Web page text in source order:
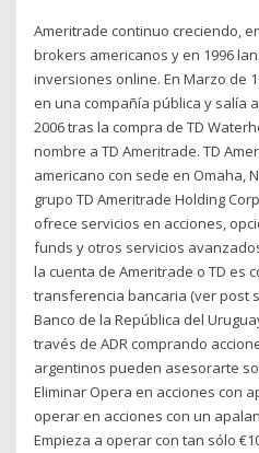
Ameritrade continuo creciendo,
brokers americanos y en 1996
inversiones online. En Marzo de
en una compañía pública y salía
2006 tras la compra de TD
nombre a TD Ameritrade. TD
americano con sede en Omaha,
grupo TD Ameritrade Holding
ofrece servicios en acciones,
funds y otros servicios
la cuenta de Ameritrade o TD es
transferencia bancaria (ver post
Banco de la República del
través de ADR comprando
argentinos pueden asesorarte
Eliminar Opera en acciones con
operar en acciones con un
Empieza a operar con tan sólo